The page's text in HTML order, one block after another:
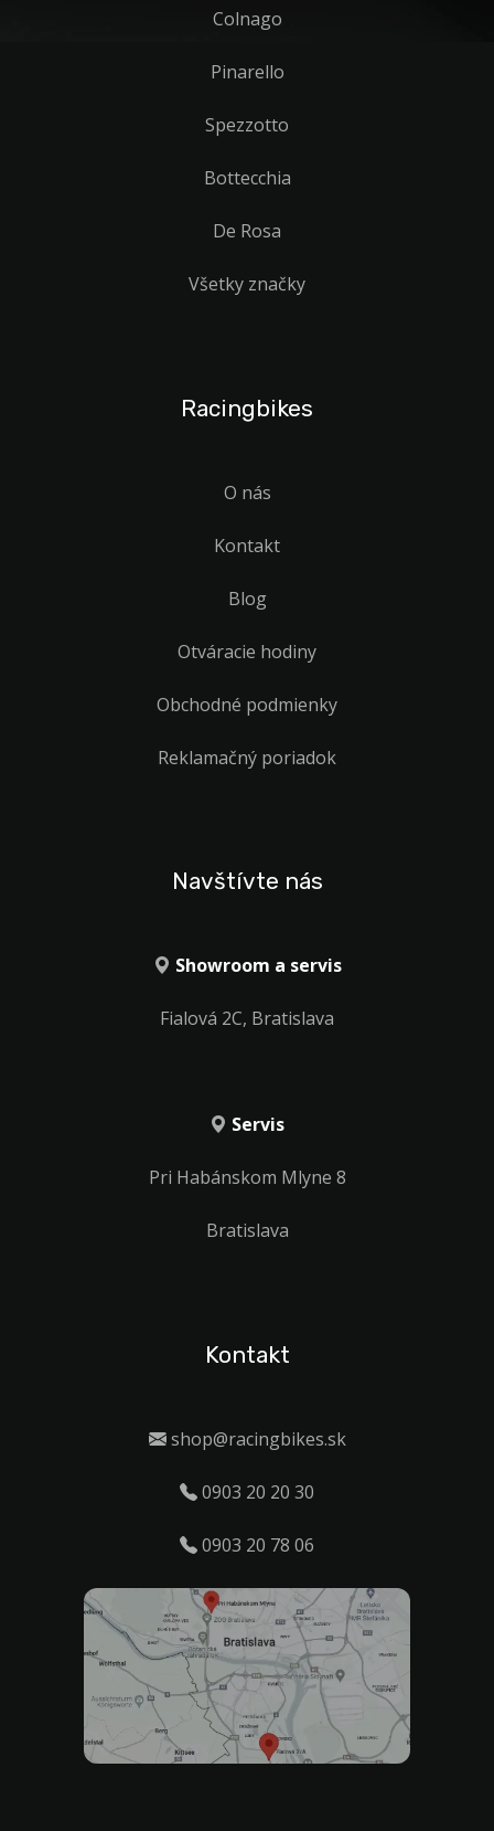
Colnago
Pinarello
Spezzotto
Bottecchia
De Rosa
Všetky značky
Racingbikes
O nás
Kontakt
Blog
Otváracie hodiny
Obchodné podmienky
Reklamačný poriadok
Navštívte nás
Showroom a servis
Fialová 2C, Bratislava
Servis
Pri Habánskom Mlyne 8
Bratislava
Kontakt
shop@racingbikes.sk
0903 20 20 30
0903 20 78 06